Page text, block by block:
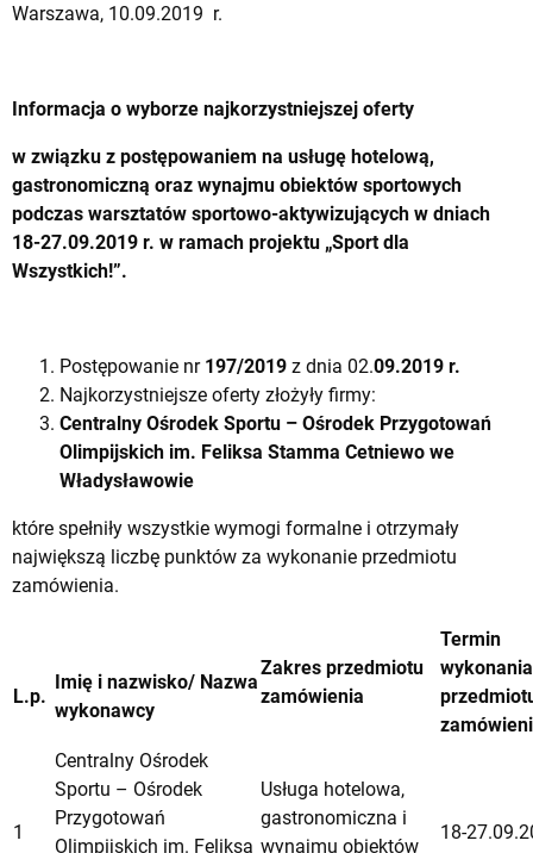
Warszawa, 10.09.2019 r.
Informacja o wyborze najkorzystniejszej oferty
w związku z postępowaniem na usługę hotelową,
gastronomiczną oraz wynajmu obiektów sportowych
podczas warsztatów sportowo-aktywizujących w dniach
18-27.09.2019 r. w ramach projektu „Sport dla
Wszystkich!”.
Postępowanie nr 197/2019 z dnia 02.09.2019 r.
Najkorzystniejsze oferty złożyły firmy:
Centralny Ośrodek Sportu – Ośrodek Przygotowań
Olimpijskich im. Feliksa Stamma Cetniewo we
Władysławowie
które spełniły wszystkie wymogi formalne i otrzymały
największą liczbę punktów za wykonanie przedmiotu
zamówienia.
L.p.
Imię i nazwisko/ Nazwa
wykonawcy
Zakres przedmiotu
zamówienia
Termin
wykonania
1
Centralny Ośrodek
Sportu – Ośrodek
Przygotowań
Olimpijskich im. Feliksa
Usługa hotelowa,
gastronomiczna i
wynajmu obiektów
18-